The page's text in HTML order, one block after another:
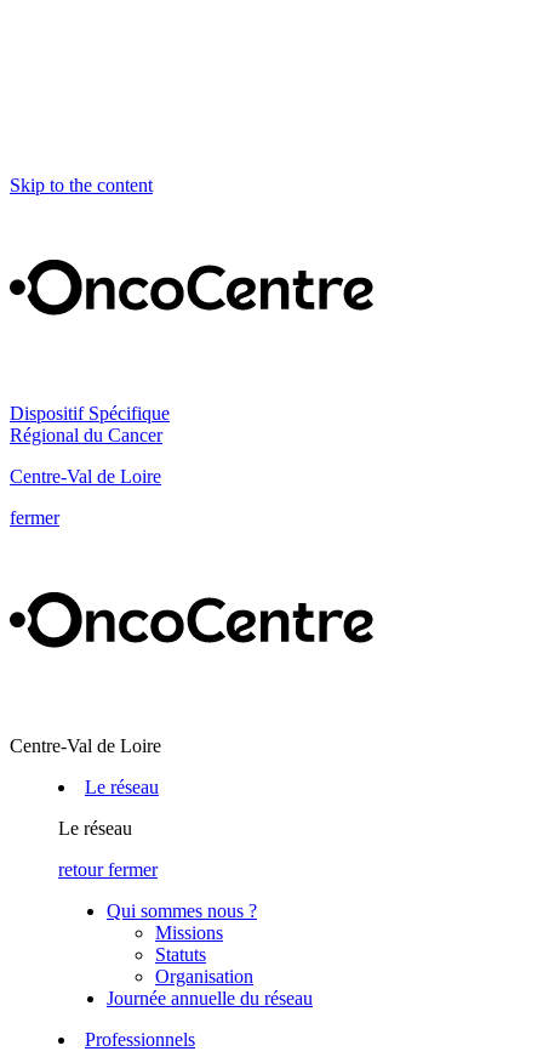
Skip to the content
Dispositif Spécifique
Régional du Cancer
Centre-Val de Loire
fermer
Centre-Val de Loire
Le réseau
Le réseau
retour fermer
Qui sommes nous ?
Missions
Statuts
Organisation
Journée annuelle du réseau
Professionnels